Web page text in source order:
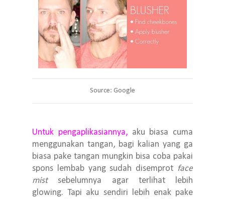
Source: Google
Untuk pengaplikasiannya,aku biasa cuma
menggunakan tangan, bagi kalian yang ga
biasa pake tangan mungkin bisa coba pakai
spons lembab yang sudah disemprot face
mistsebelumnya agar terlihat lebih
glowing. Tapi aku sendiri lebih enak pake